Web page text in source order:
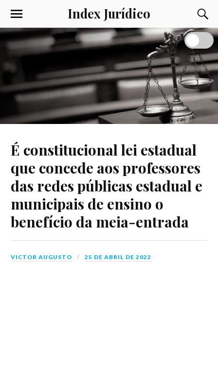
Index Jurídico
É constitucional lei estadual
que concede aos professores
das redes públicas estadual e
municipais de ensino o
benefício da meia-entrada
VICTOR AUGUSTO 25 DE ABRIL DE 2022